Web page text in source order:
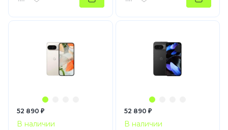
52 890 ₽
В наличии
52 890 ₽
В наличии